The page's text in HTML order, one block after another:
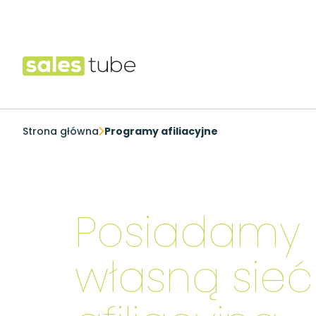
Salestube
Strona główna Programy afiliacyjne
Posiadamy
własną sieć